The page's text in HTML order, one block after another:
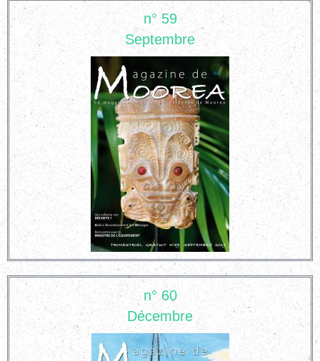
n° 59
Septembre
n° 60
Décembre